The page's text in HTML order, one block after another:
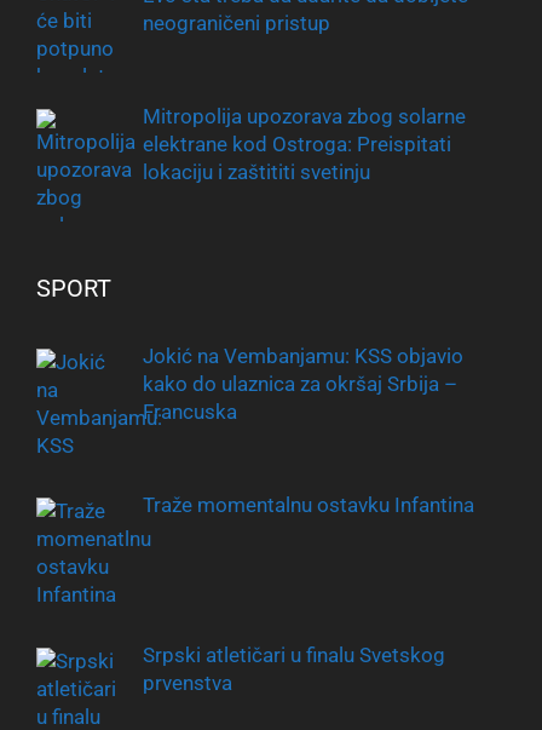
neograničeni pristup
Mitropolija upozorava zbog solarne
elektrane kod Ostroga: Preispitati
lokaciju i zaštititi svetinju
SPORT
Jokić na Vembanjamu: KSS objavio
kako do ulaznica za okršaj Srbija –
Francuska
Traže momentalnu ostavku Infantina
Srpski atletičari u finalu Svetskog
prvenstva